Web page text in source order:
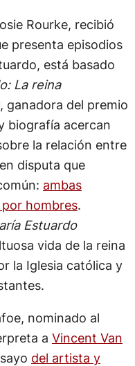
Rourke, recibió
presenta episodios
está basado
La reina
ganadora del premio
biografía acercan
la relación entre
disputa que
ambas
hombres.
Estuardo
vida de la reina
la Iglesia católica y
nominado al
a Vincent Van
del artista y